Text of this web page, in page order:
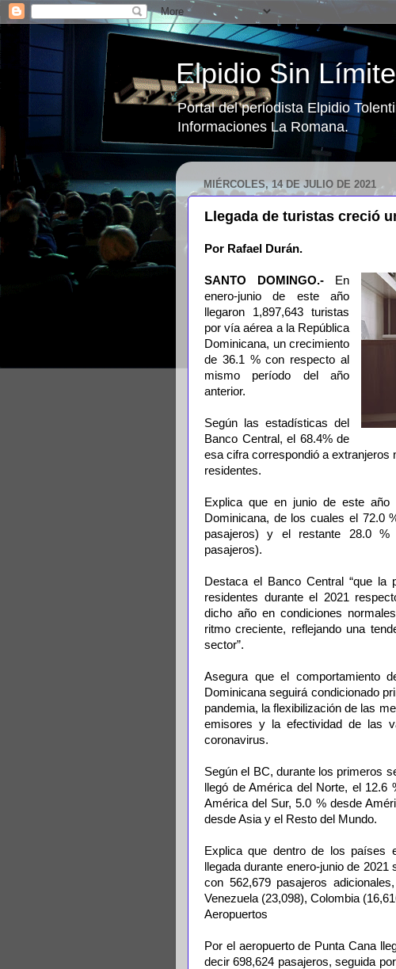
Elpidio Sin
Portal del periodista Elpidio
Informaciones La Romana.
MIÉRCOLES, 14 DE JULIO DE 2021
Llegada de turistas creció
Por Rafael Durán.
SANTO DOMINGO.-
En
enero-junio de este año
llegaron 1,897,643 turistas
por vía aérea a la República
Dominicana, un crecimiento
de 36.1 % con respecto al
mismo período del año
anterior.
Según las estadísticas del
Banco Central, el 68.4% de
esa cifra correspondió a extranjeros
residentes.
Explica que en junio de este año
Dominicana, de los cuales el 72.0
pasajeros) y el restante 28.0 %
pasajeros).
Destaca el Banco Central “que la
residentes durante el 2021
dicho año en condiciones
ritmo creciente, reflejando una
sector”.
Asegura que el comportamiento
Dominicana seguirá condicionado
pandemia, la flexibilización de las
emisores y la efectividad de las
coronavirus.
Según el BC, durante los primeros
llegó de América del Norte, el
América del Sur, 5.0 % desde
desde Asia y el Resto del Mundo.
Explica que dentro de los países
llegada durante enero-junio de
con 562,679 pasajeros
Venezuela (23,098), Colombia
Aeropuertos
Por el aeropuerto de Punta Cana
decir 698,624 pasajeros, seguida